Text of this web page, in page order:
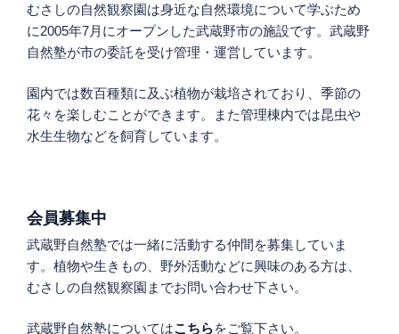
むさしの自然観察園は身近な自然環境について学ぶため
に2005年7月にオープンした武蔵野市の施設です。武蔵野
自然塾が市の委託を受け管理・運営しています。
園内では数百種類に及ぶ植物が栽培されており、季節の
花々を楽しむことができます。また管理棟内では昆虫や
水生生物などを飼育しています。
会員募集中
武蔵野自然塾では一緒に活動する仲間を募集していま
す。植物や生きもの、野外活動などに興味のある方は、
むさしの自然観察園までお問い合わせ下さい。
武蔵野自然塾についてはこちらをご覧下さい。